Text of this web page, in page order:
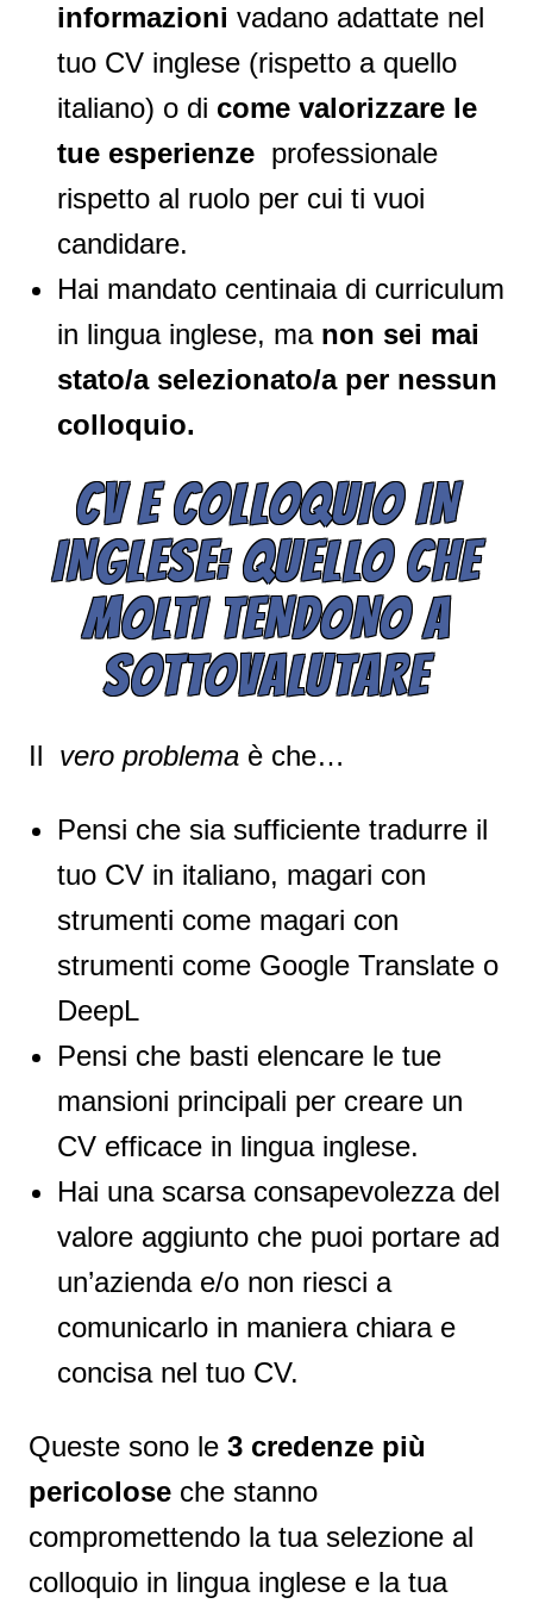
informazioni vadano adattate nel
tuo CV inglese (rispetto a quello
italiano) o di come valorizzare le
tue esperienze professionale
rispetto al ruolo per cui ti vuoi
candidare.
Hai mandato centinaia di curriculum
in lingua inglese, ma non sei mai
stato/a selezionato/a per nessun
colloquio.
CV E COLLOQUIO IN
INGLESE: QUELLO CHE
MOLTI TENDONO A
SOTTOVALUTARE
Il vero problema è che…
Pensi che sia sufficiente tradurre il
tuo CV in italiano, magari con
strumenti come magari con
strumenti come Google Translate o
DeepL
Pensi che basti elencare le tue
mansioni principali per creare un
CV efficace in lingua inglese.
Hai una scarsa consapevolezza del
valore aggiunto che puoi portare ad
un’azienda e/o non riesci a
comunicarlo in maniera chiara e
concisa nel tuo CV.
Queste sono le 3 credenze più
pericolose che stanno
compromettendo la tua selezione al
colloquio in lingua inglese e la tua